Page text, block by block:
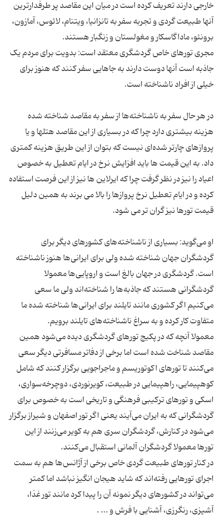
خارجی دارند تعریف کرده است در میان این مقاصد پر طرفدارترین
آنها طبیعت گردی و تجربه سفر به تانزانیا، ویتنام، لائوس، آمازون،
مجری تورهای خاص گردشگری معتقد است: بدویت برای مردم یک
جاذبه است آنها دوست دارند به جاهایی سفر کنند که هنوز برای
در هر حال سفر به ناشناخته‌ها از سفر به مقاصد شناخته شده
هزینه بیشتری دارد چرا که در بسیاری از این مقاصد هتلها و یا
پروازهای چارتر شده‌ای نیست که بتوان از این طریق هزینه کمتری
داد. به این قیمت ها باید افزایش نرخ در ایام تعطیل به خصوص
اعیاد را نیز در نظر گرفت چرا که ایرلاین ها نیز از این فرصت استفاده
کرده و در ایام تعطیل نرخ پروازها را بالا می برند به همین دلیل
او می‌گوید: بسیاری از ناشناخته‌های کشورهای دیگر برای
گردشگران جهان شناخته شده ولی برای ایرانی‌ها هنوز ناشناخته
است. گردشگری در جهان بالغ است و اروپایی‌ها معمولا
گردشگرانی هستند که جاذبه‌ها را شناخته‌اند ولی ما سعی
می‌کنیم اگر کشوری مانند تایلند برای ایرانی‌ها شناخته شده ما
معمولا آنچه که در پکیج تورهای گردشگری دیده می‌شود همین
مقاصد شناخت شده است اما برخی از دفاتر مسافرتی دیگر سعی
می‌کنند تا تورهای اکوتوریسم و ماجراجویی برگزار کنند که شامل
کوهپیمایی، راهپیمایی در طبیعت، کویرنوردی، دوچرخه‌سواری،
اسکی و تورهای ترکیبی فرهنگی و تاریخی است به خصوص برای
گردشگرانی که به ایران می‌آیند یعنی اگر تور اصفهان و شیراز برگزار
می‌شود در کنارش، گردشگران سری هم به کویر می‌زنند از این
در کنار تورهای طبیعت گردی خاص برخی از آژانس‌ها هم به سمت
اجرای تورهایی رفته‌اند که شاید هیجان انگیز نباشد اما کمتر
می‌تواند در کشورهای دیگر نمونه آن را پیدا کرد مانند تور غذا،